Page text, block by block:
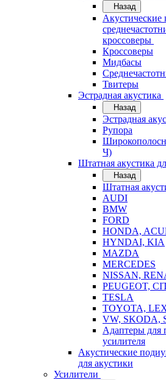
Назад
кроссоверы
Кроссоверы
Мидбасы
Твитеры
Эстрадная акустика
Назад
Эстрадная
Рупора
Ч)
Штатная акустика
Назад
Штатная
AUDI
BMW
FORD
HONDA,
HYNDAI, KIA
MAZDA
MERCEDES
NISSAN,
PEUGEOT,
TESLA
TOYOTA,
VW, SKODA,
Адаптеры для
усилителя
Акустические
для акустики
Усилители